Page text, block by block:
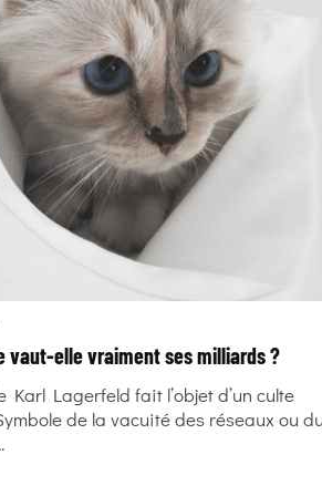
vaut-elle vraiment ses milliards ?
Karl Lagerfeld fait l’objet d’un culte
de la vacuité des réseaux ou